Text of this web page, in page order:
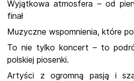
Wyjątkowa atmosfera – od
finał
Muzyczne wspomnienia, które
To nie tylko koncert – to
polskiej piosenki.
Artyści z ogromną pasją i